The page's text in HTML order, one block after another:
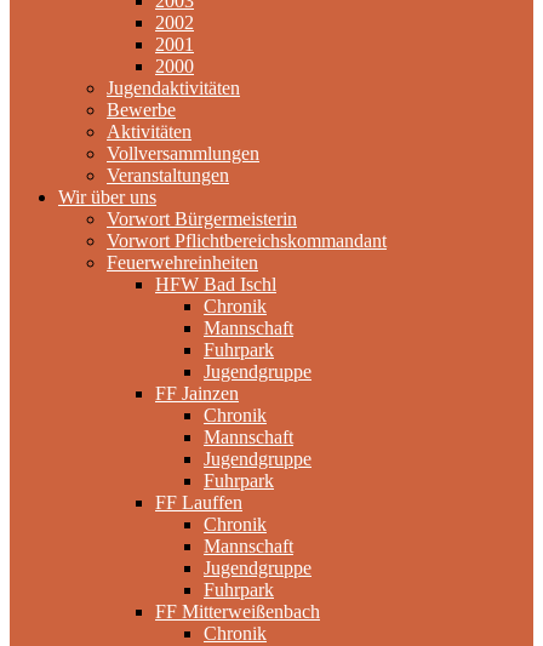
2002
2001
2000
Jugendaktivitäten
Bewerbe
Aktivitäten
Vollversammlungen
Veranstaltungen
Wir über uns
Vorwort Bürgermeisterin
Vorwort Pflichtbereichskommandant
Feuerwehreinheiten
HFW Bad Ischl
Chronik
Mannschaft
Fuhrpark
Jugendgruppe
FF Jainzen
Chronik
Mannschaft
Jugendgruppe
Fuhrpark
FF Lauffen
Chronik
Mannschaft
Jugendgruppe
Fuhrpark
FF Mitterweißenbach
Chronik